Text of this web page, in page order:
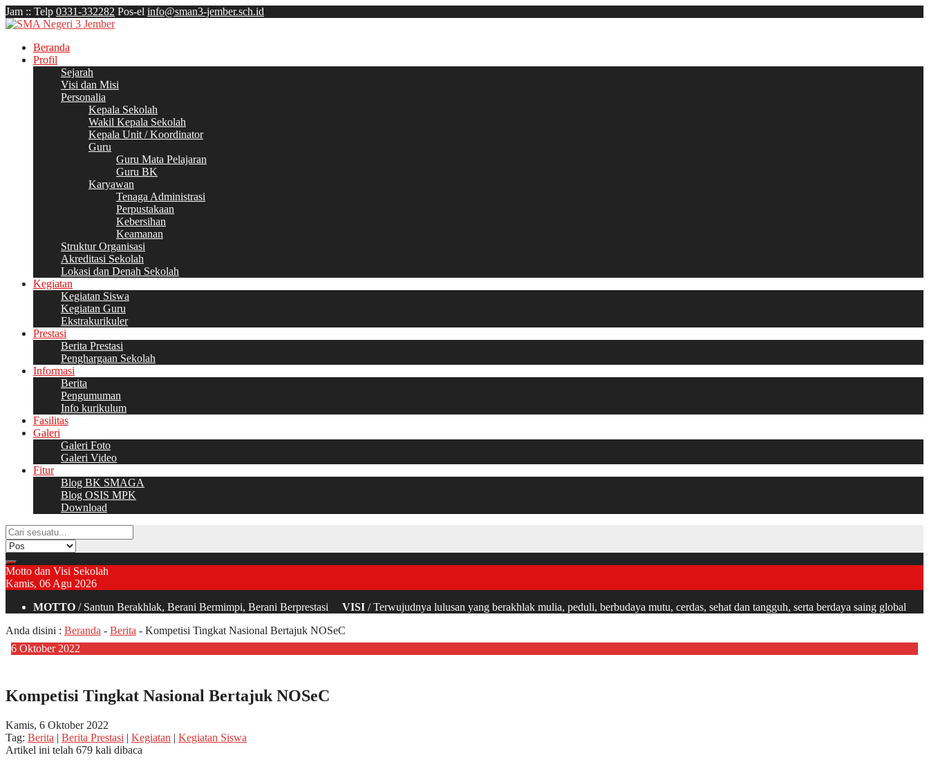
Jam :: Telp 0331-332282 Pos-el info@sman3-jember.sch.id
Beranda
Profil
Sejarah
Visi dan Misi
Personalia
Kepala Sekolah
Wakil Kepala Sekolah
Kepala Unit / Koordinator
Guru
Guru Mata Pelajaran
Guru BK
Karyawan
Tenaga Administrasi
Perpustakaan
Kebersihan
Keamanan
Struktur Organisasi
Akreditasi Sekolah
Lokasi dan Denah Sekolah
Kegiatan
Kegiatan Siswa
Kegiatan Guru
Ekstrakurikuler
Prestasi
Berita Prestasi
Penghargaan Sekolah
Informasi
Berita
Pengumuman
Info kurikulum
Fasilitas
Galeri
Galeri Foto
Galeri Video
Fitur
Blog BK SMAGA
Blog OSIS MPK
Download
Motto dan Visi Sekolah
Kamis, 06 Agu 2026
MOTTO / Santun Berakhlak, Berani Bermimpi, Berani Berprestasi VISI / Terwujudnya lulusan yang berakhlak mulia, peduli, berbudaya mutu, cerdas, sehat dan tangguh, serta berdaya saing global
Anda disini : Beranda - Berita - Kompetisi Tingkat Nasional Bertajuk NOSeC
6 Oktober 2022
Kompetisi Tingkat Nasional Bertajuk NOSeC
Kamis, 6 Oktober 2022
Tag: Berita | Berita Prestasi | Kegiatan | Kegiatan Siswa
Artikel ini telah 679 kali dibaca